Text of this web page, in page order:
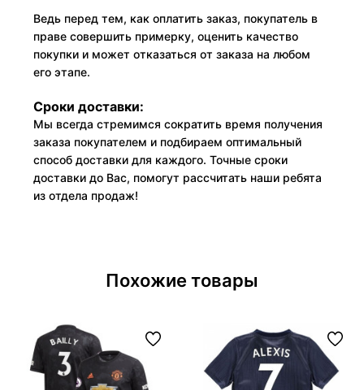
Ведь перед тем, как оплатить заказ, покупатель в
праве совершить примерку, оценить качество
покупки и может отказаться от заказа на любом
его этапе.
Сроки доставки:
Мы всегда стремимся сократить время получения
заказа покупателем и подбираем оптимальный
способ доставки для каждого. Точные сроки
доставки до Вас, помогут рассчитать наши ребята
из отдела продаж!
Похожие товары